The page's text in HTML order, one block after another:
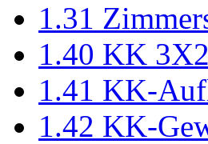
1.31
1.40 KK
1.41 KK-
1.42 KK-